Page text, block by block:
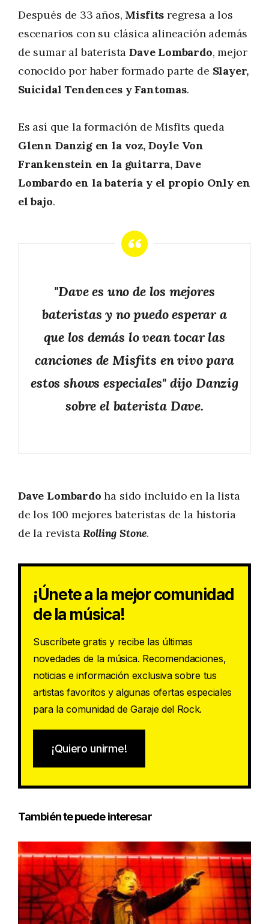
Después de 33 años, Misfits regresa a los
escenarios con su clásica alineación además
de sumar al bateristaDave Lombardo, mejor
conocido por haber formado parte de Slayer,
Suicidal Tendences y Fantomas.
Es así que la formación de Misfits queda
Glenn Danzig en la voz, Doyle Von
Frankenstein en la guitarra, Dave
Lombardo en la batería y el propio Only en
el bajo.
"Dave es uno de los mejores
bateristas y no puedo esperar a
que los demás lo vean tocar las
canciones de Misfits en vivo para
estos shows especiales" dijo Danzig
sobre el baterista Dave.
Dave Lombardo ha sido incluido en la lista
de los 100 mejores bateristas de la historia
de la revistaRolling Stone.
¡Únete a la mejor comunidad
de la música!
Suscríbete gratis y recibe las últimas
novedades de la música. Recomendaciones,
noticias e información exclusiva sobre tus
artistas favoritos y algunas ofertas especiales
para la comunidad de Garaje del Rock.
¡Quiero unirme!
También te puede interesar